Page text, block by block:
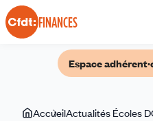
Panneau de gestion des cookies
FINANCES
Espace
VousAccueilActualités Écoles